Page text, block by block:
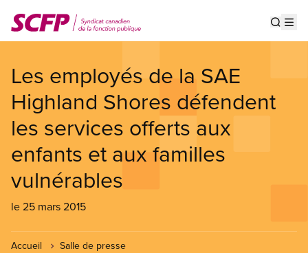
au
contenu
Les employés de la SAE
Highland Shores défendent
les services offerts aux
enfants et aux familles
vulnérables
le 25 mars 2015
Accueil Salle de presse